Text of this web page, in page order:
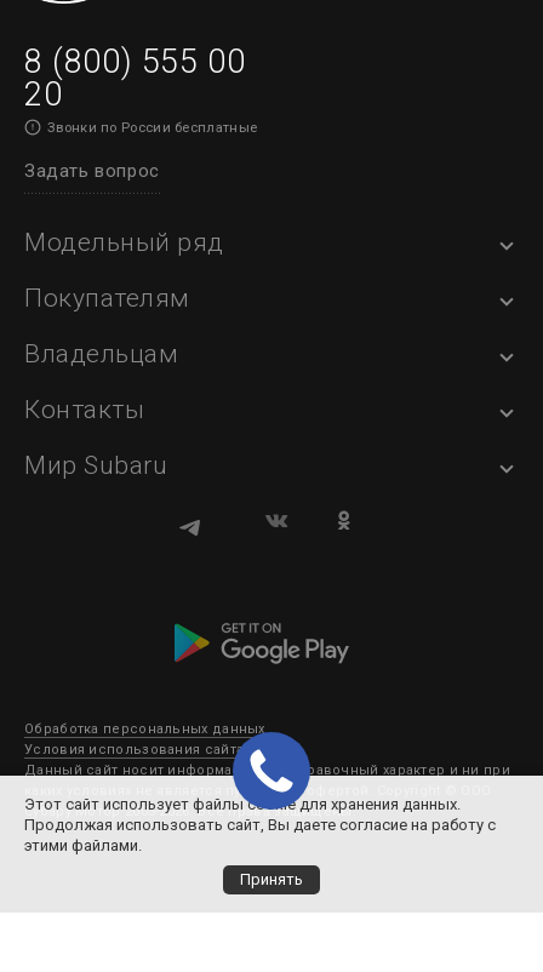
8 (800) 555 00
20
Звонки по России бесплатные
Задать вопрос
Модельный ряд
Покупателям
Владельцам
Контакты
Мир Subaru
Обработка персональных данных
Условия использования сайта
Данный сайт носит информационно-справочный характер и ни при
каких условиях не является публичной офертой. Copyright © ООО
Субару Мотор 2003-2026. Все права защищены.
Этот сайт использует файлы cookie для хранения данных.
Продолжая использовать сайт, Вы даете согласие на работу с
этими файлами.
Принять